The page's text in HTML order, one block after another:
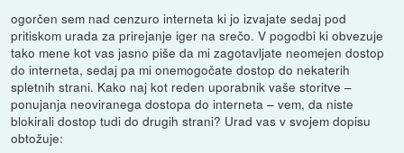
ogorčen sem nad cenzuro interneta ki jo izvajate sedaj pod
pritiskom urada za prirejanje iger na srečo. V pogodbi ki obvezuje
tako mene kot vas jasno piše da mi zagotavljate neomejen dostop
do interneta, sedaj pa mi onemogočate dostop do nekaterih
spletnih strani. Kako naj kot reden uporabnik vaše storitve –
ponujanja neoviranega dostopa do interneta – vem, da niste
blokirali dostop tudi do drugih strani? Urad vas v svojem dopisu
obtožuje: